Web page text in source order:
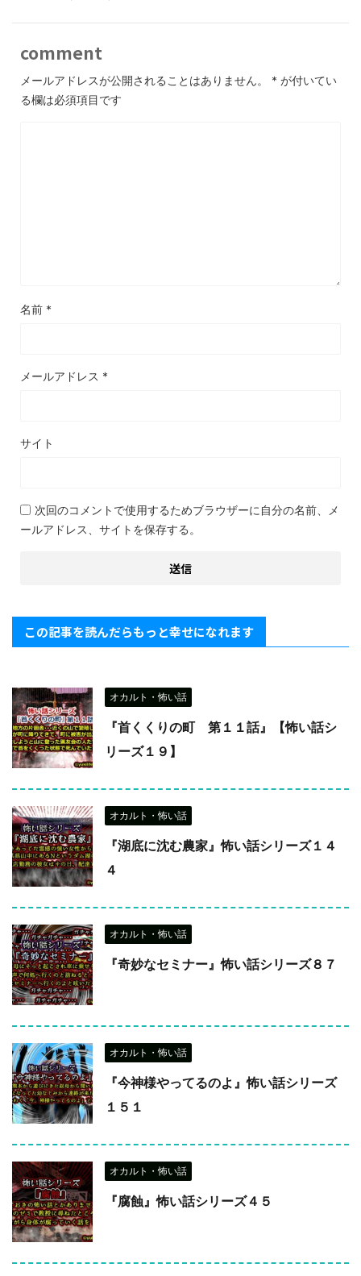
comment
メールアドレスが公開されることはありません。 * が付いてい
る欄は必須項目です
名前 *
メールアドレス *
サイト
次回のコメントで使用するためブラウザーに自分の名前、メ
ールアドレス、サイトを保存する。
この記事を読んだらもっと幸せになれます
オカルト・怖い話
『首くくりの町 第１１話』【怖い話シ
リーズ１９】
オカルト・怖い話
『湖底に沈む農家』怖い話シリーズ１４
４
オカルト・怖い話
『奇妙なセミナー』怖い話シリーズ８７
オカルト・怖い話
『今神様やってるのよ』怖い話シリーズ
１５１
オカルト・怖い話
『腐蝕』怖い話シリーズ４５